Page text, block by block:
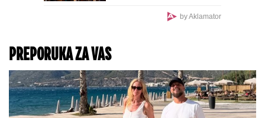
by Aklamator
PREPORUKA ZA VAS